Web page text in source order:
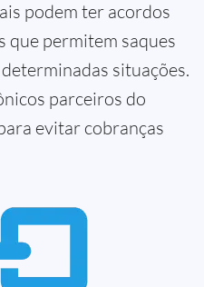
podem ter acordos
que permitem saques
situações.
parceiros do
evitar cobranças